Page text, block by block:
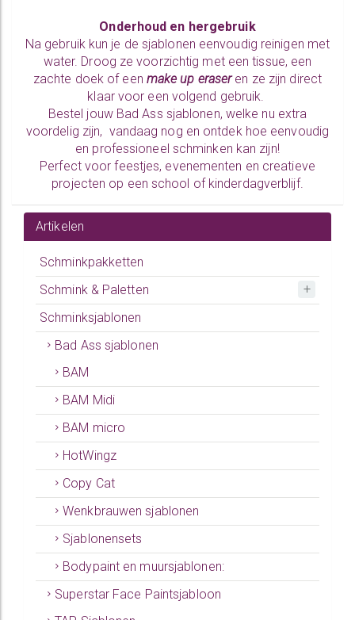
Onderhoud en hergebruik
Na gebruik kun je de sjablonen eenvoudig reinigen met
water. Droog ze voorzichtig met een tissue, een
zachte doek of een make up eraseren ze zijn direct
klaar voor een volgend gebruik.
Bestel jouw Bad Ass sjablonen, welke nu extra
voordelig zijn, vandaag nog en ontdek hoe eenvoudig
en professioneel schminken kan zijn!
Perfect voor feestjes, evenementen en creatieve
projecten op een school of kinderdagverblijf.
Artikelen
Schminkpakketten
Schmink & Paletten
Schminksjablonen
Bad Ass sjablonen
BAM
BAM Midi
BAM micro
HotWingz
Copy Cat
Wenkbrauwen sjablonen
Sjablonensets
Bodypaint en muursjablonen:
Superstar Face Paintsjabloon